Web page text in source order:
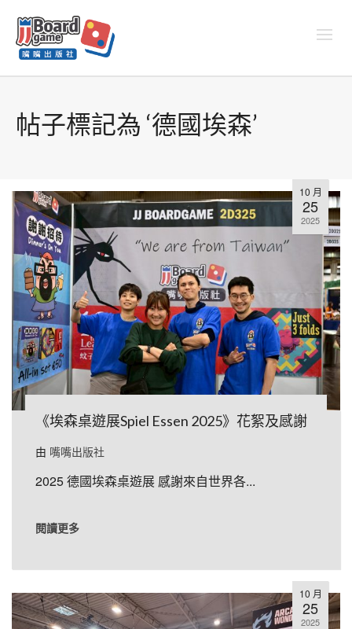
帖子標記為 ‘德國埃森’
10 月
25
2025
《埃森桌遊展Spiel Essen 2025》花絮及感謝
由 嘴嘴出版社
2025 德國埃森桌遊展 感謝來自世界各...
閱讀更多
10 月
25
2025